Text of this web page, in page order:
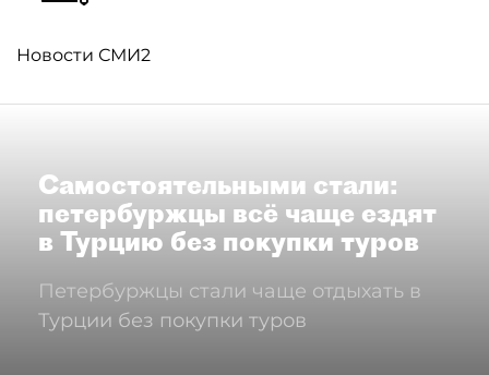
Новости СМИ2
Самостоятельными стали:
петербуржцы всё чаще ездят
в Турцию без покупки туров
Петербуржцы стали чаще отдыхать в
Турции без покупки туров